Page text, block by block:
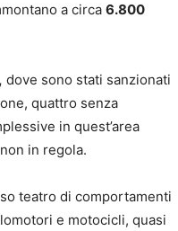
a circa 6.800
dove sono stati sanzionati
quattro senza
in quest’area
in regola.
teatro di comportamenti
e motocicli, quasi